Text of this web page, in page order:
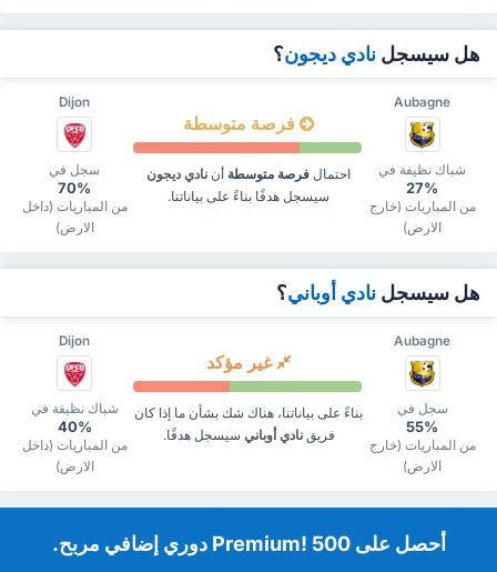
هل سيسجل نادي ديجون؟
Dijon Aubagne
سجل في
70%
من المباريات (داخل
الارض)
فرصة متوسطة
احتمال فرصة متوسطة أن نادي ديجون
سيسجل هدفًا بناءً على بياناتنا.
شباك نظيفة في
27%
من المباريات (خارج
الارض)
هل سيسجل نادي أوباني؟
Dijon Aubagne
شباك نظيفة في
40%
من المباريات (داخل
الارض)
غير مؤكد
بناءً على بياناتنا، هناك شك بشأن ما إذا كان
فريقنادي أوباني سيسجل هدفًا.
سجل في
55%
من المباريات (خارج
الارض)
‏أحصل على Premium! 500 دوري إضافي مربح.